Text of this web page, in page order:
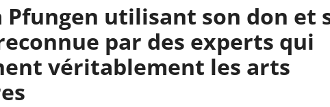
Pfungen utilisant son don et
par des experts qui
véritablement les arts